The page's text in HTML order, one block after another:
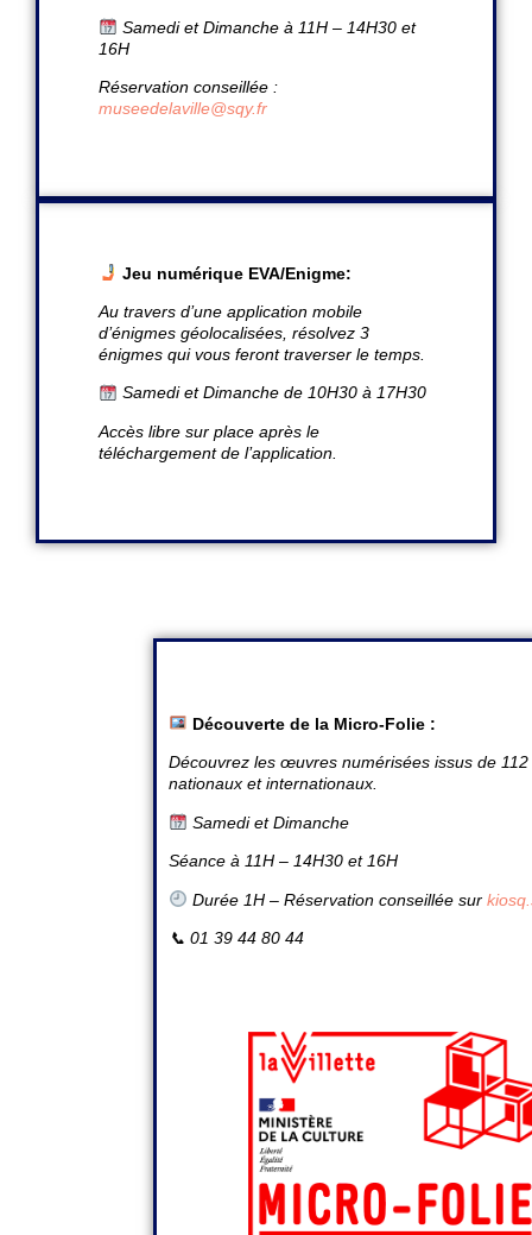
Samedi et Dimanche à 11H – 14H30 et
16H
Réservation conseillée :
museedelaville@sqy.fr
Jeu numérique EVA/Enigme:
Au travers d’une application mobile
d’énigmes géolocalisées, résolvez 3
énigmes qui vous feront traverser le temps.
Samedi et Dimanche de 10H30 à 17H30
Accès libre sur place après le
téléchargement de l’application.
Découverte de la Micro-Folie :
Découvrez les œuvres numérisées issus de
nationaux et internationaux.
Samedi et Dimanche
Séance à 11H – 14H30 et 16H
Durée 1H– Réservation conseillée sur
📞 01 39 44 80 44